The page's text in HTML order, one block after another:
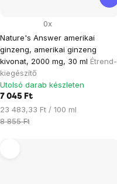
Nature's Answer amerikai
ginzeng, amerikai ginzeng
kivonat, 2000 mg, 30 ml Étrend-
kiegészítő
0x
Utolsó darab készleten
7 045 Ft
Egységár:
23 483,33 Ft / 100 ml
8 855 Ft